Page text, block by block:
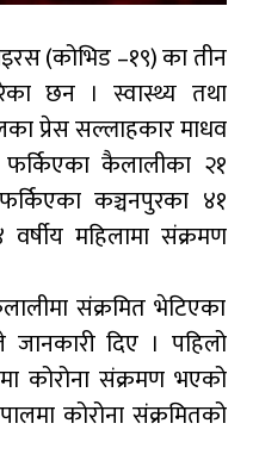
(कोभिड –१९) का तीन
छन । स्वास्थ्य तथा
प्रेस सल्लाहकार माधव
फर्किएका कैलालीका २१
कञ्चनपुरका ४१
महिलामा संक्रमण
संक्रमित भेटिएका
दिए । पहिलो
कोरोना संक्रमण भएको
कोरोना संक्रमितको